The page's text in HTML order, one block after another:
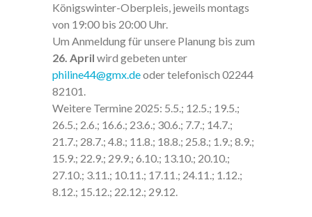
Königswinter-Oberpleis, jeweils montags
von 19:00 bis 20:00 Uhr.
Um Anmeldung für unsere Planung bis zum
26. April wird gebeten unter
philine44@gmx.deoder telefonisch 02244
82101.
Weitere Termine 2025: 5.5.; 12.5.; 19.5.;
26.5.; 2.6.; 16.6.; 23.6.; 30.6.; 7.7.; 14.7.;
21.7.; 28.7.; 4.8.; 11.8.; 18.8.; 25.8.; 1.9.; 8.9.;
15.9.; 22.9.; 29.9.; 6.10.; 13.10.; 20.10.;
27.10.; 3.11.; 10.11.; 17.11.; 24.11.; 1.12.;
8.12.; 15.12.; 22.12.; 29.12.
Mit dem
Laden der
Karte
akzeptiere